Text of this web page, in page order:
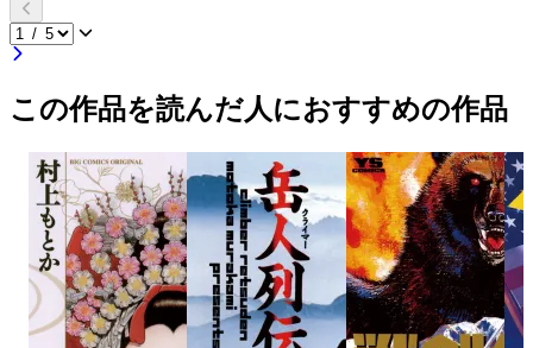
この作品を読んだ人におすすめの作品